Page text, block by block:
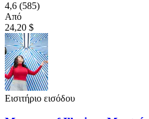
4,6 (585)
Από
24,20 $
Εισιτήριο εισόδου